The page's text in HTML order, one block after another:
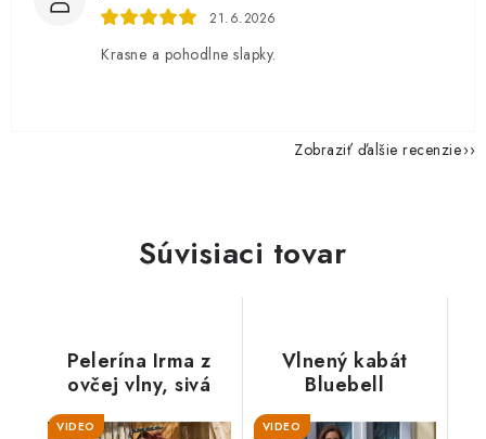
21.6.2026
Krasne a pohodlne slapky.
Zobraziť ďalšie recenzie
Súvisiaci tovar
Pelerína Irma z
ovčej vlny, sivá
VIDEO
Vlnený kabát
Bluebell
VIDEO